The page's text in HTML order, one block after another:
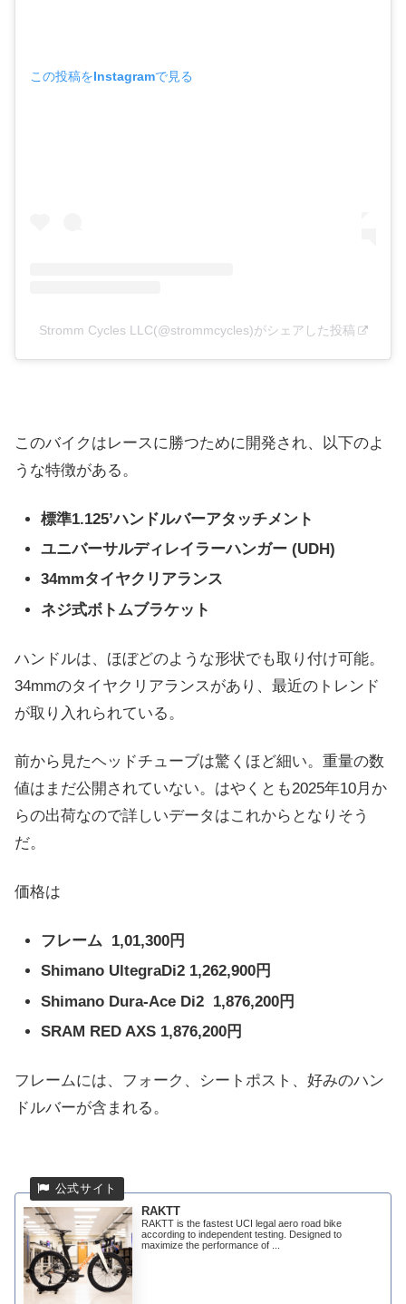
この投稿をInstagramで見る
Stromm Cycles LLC(@strommcycles)がシェアした投稿
このバイクはレースに勝つために開発され、以下のよ
うな特徴がある。
標準1.125’ハンドルバーアタッチメント
ユニバーサルディレイラーハンガー (UDH)
34mmタイヤクリアランス
ネジ式ボトムブラケット
ハンドルは、ほぼどのような形状でも取り付け可能。
34mmのタイヤクリアランスがあり、最近のトレンド
が取り入れられている。
前から見たヘッドチューブは驚くほど細い。重量の数
値はまだ公開されていない。はやくとも2025年10月か
らの出荷なので詳しいデータはこれからとなりそう
だ。
価格は
フレーム 1,01,300円
Shimano UltegraDi2 1,262,900円
Shimano Dura-Ace Di2 1,876,200円
SRAM RED AXS 1,876,200円
フレームには、フォーク、シートポスト、好みのハン
ドルバーが含まれる。
RAKTT
RAKTT is the fastest UCI legal aero road bike
according to independent testing. Designed to
maximize the performance of ...